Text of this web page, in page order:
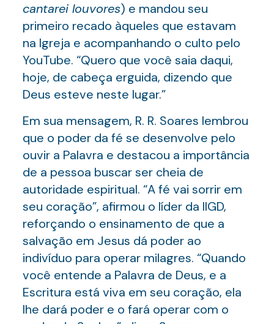
cantarei louvores) e mandou seu
primeiro recado àqueles que estavam
na Igreja e acompanhando o culto pelo
YouTube. “Quero que você saia daqui,
hoje, de cabeça erguida, dizendo que
Deus esteve neste lugar.”
Em sua mensagem, R. R. Soares lembrou
que o poder da fé se desenvolve pelo
ouvir a Palavra e destacou a importância
de a pessoa buscar ser cheia de
autoridade espiritual. “A fé vai sorrir em
seu coração”, afirmou o líder da IIGD,
reforçando o ensinamento de que a
salvação em Jesus dá poder ao
indivíduo para operar milagres. “Quando
você entende a Palavra de Deus, e a
Escritura está viva em seu coração, ela
lhe dará poder e o fará operar com o